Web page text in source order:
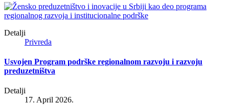
Detalji
Privreda
Usvojen Program podrške regionalnom razvoju i razvoju
preduzetništva
Detalji
17. April 2026.